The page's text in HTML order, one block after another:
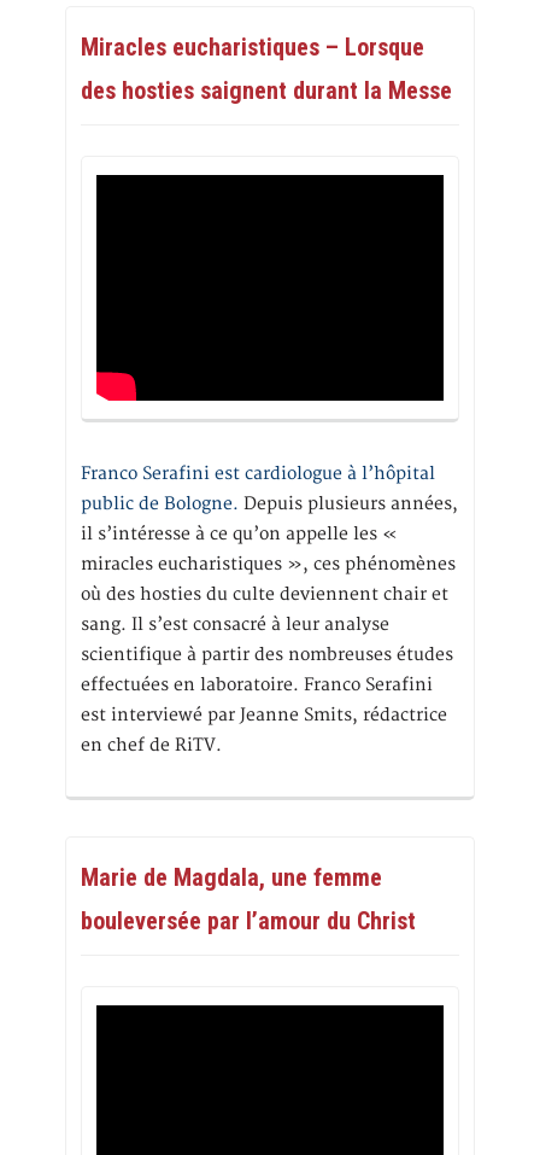
Miracles eucharistiques – Lorsque
des hosties saignent durant la Messe
Franco Serafini est cardiologue à l’hôpital
public de Bologne. Depuis plusieurs années,
il s’intéresse à ce qu’on appelle les «
miracles eucharistiques », ces phénomènes
où des hosties du culte deviennent chair et
sang. Il s’est consacré à leur analyse
scientifique à partir des nombreuses études
effectuées en laboratoire. Franco Serafini
est interviewé par Jeanne Smits, rédactrice
en chef de RiTV.
Marie de Magdala, une femme
bouleversée par l’amour du Christ